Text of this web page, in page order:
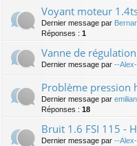
Voyant moteur
Dernier message par
Réponses : 1
Vanne de
Dernier message par --
Problème pression
Dernier message par
Réponses : 18
Bruit 1.6 FSI 115 -
Dernier message par --